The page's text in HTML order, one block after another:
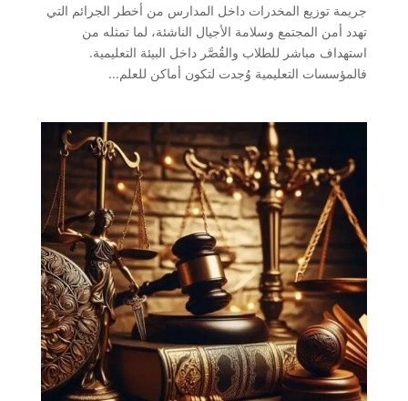
جريمة توزيع المخدرات داخل المدارس من أخطر الجرائم التي
تهدد أمن المجتمع وسلامة الأجيال الناشئة، لما تمثله من
استهداف مباشر للطلاب والقُصَّر داخل البيئة التعليمية.
فالمؤسسات التعليمية وُجدت لتكون أماكن للعلم...